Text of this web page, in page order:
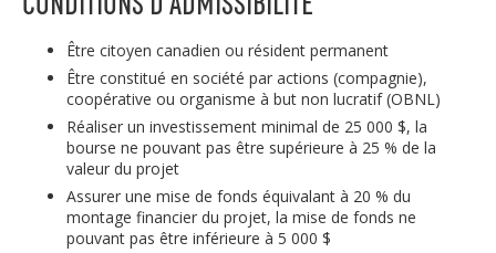
Être citoyen canadien ou résident permanent
Être constitué en société par actions (compagnie),
coopérative ou organisme à but non lucratif (OBNL)
Réaliser un investissement minimal de 25 000 $, la
bourse ne pouvant pas être supérieure à 25 % de la
valeur du projet
Assurer une mise de fonds équivalant à 20 % du
montage financier du projet, la mise de fonds ne
pouvant pas être inférieure à 5 000 $